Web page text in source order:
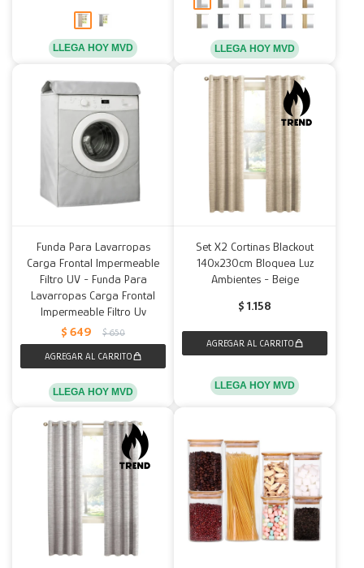
LLEGA HOY MVD LLEGA HOY MVD
Funda Para Lavarropas
Carga Frontal Impermeable
Filtro UV - Funda Para
Lavarropas Carga Frontal
Impermeable Filtro Uv
$ 649 $ 650
LLEGA HOY MVD
Set X2 Cortinas Blackout
140x230cm Bloquea Luz
Ambientes - Beige
$ 1.158
LLEGA HOY MVD